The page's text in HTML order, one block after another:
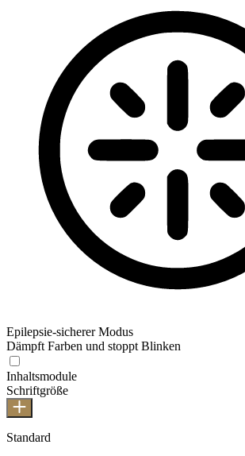
Epilepsie-sicherer Modus
Dämpft Farben und stoppt Blinken
Inhaltsmodule
Schriftgröße
Standard